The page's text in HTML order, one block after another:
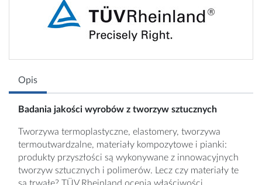
Opis
Badania jakości wyrobów z tworzyw sztucznych
Tworzywa termoplastyczne, elastomery, tworzywa
termoutwardzalne, materiały kompozytowe i pianki:
produkty przyszłości są wykonywane z innowacyjnych
tworzyw sztucznych i polimerów. Lecz czy materiały te
są trwałe? TÜV Rheinland ocenia właściwości